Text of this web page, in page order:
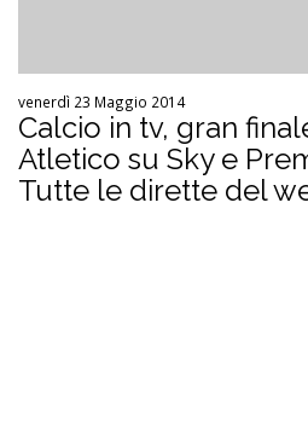
venerdì 23 Maggio 2014
Calcio in tv, gran
Atletico su Sky e
Tutte le dirette del